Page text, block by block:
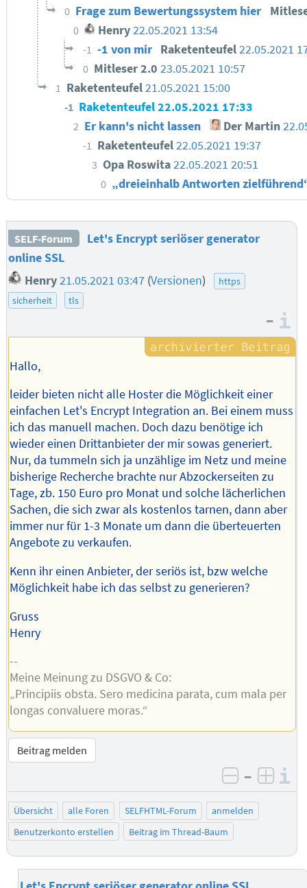
0 Frage zum Bewertungssystem hier
0 Henry22.05.2021 13:54
-1 -1 von mir Raketenteufel22.05.2021
0 Mitleser 2.0 23.05.2021 10:57
1 Raketenteufel21.05.2021 15:00
-1 Raketenteufel22.05.2021 17:33
2 Er kann's nicht lassen Der Martin
-1 Raketenteufel22.05.2021 19:37
3 Opa Roswita22.05.2021 20:51
0 „dreieinhalb Antworten
SELF-Forum
Let's Encrypt seriöser generator
online SSL
Henry 21.05.2021 03:47 (Versionen)
https
sicherheit
tls
–
Hallo,
leider bieten nicht alle Hoster die Möglichkeit einer
einfachen Let's Encrypt Integration an. Bei einem muss
ich das manuell machen. Doch dazu benötige ich
wieder einen Drittanbieter der mir sowas generiert.
Nur, da tummeln sich ja unzählige im Netz und meine
bisherige Recherche brachte nur Abzockerseiten zu
Tage, zb. 150 Euro pro Monat und solche lächerlichen
Sachen, die sich zwar als kostenlos tarnen, dann aber
immer nur für 1-3 Monate um dann die überteuerten
Angebote zu verkaufen.
Kenn ihr einen Anbieter, der seriös ist, bzw welche
Möglichkeit habe ich das selbst zu generieren?
Gruss
Henry
--
Meine Meinung zu DSGVO & Co:
„Principiis obsta. Sero medicina parata, cum mala per
longas convaluere moras.“
Beitrag melden
negativ
–
Übersicht alle Foren SELFHTML-Forum
anmelden
Benutzerkonto erstellen
Beitrag im Thread-Baum